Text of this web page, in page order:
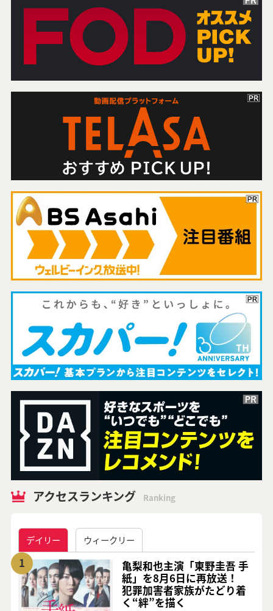
アクセスランキング Ranking
デイリー ウィークリー
1
亀梨和也主演「東野圭吾 手
紙」を8月6日に再放送！
犯罪加害者家族がたどり着
く“絆”を描く